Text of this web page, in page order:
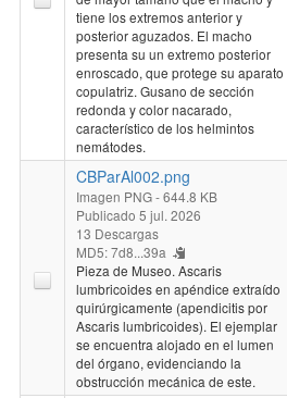
tiene los extremos anterior y
posterior aguzados. El macho
presenta su un extremo posterior
enroscado, que protege su aparato
copulatriz. Gusano de sección
redonda y color nacarado,
característico de los helmintos
nemátodes.
CBParAl002.png
Imagen PNG- 644.8 KB
Publicado 5 jul. 2026
13 Descargas
MD5: 7d8...39a
Pieza de Museo. Ascaris
lumbricoides en apéndice extraído
quirúrgicamente (apendicitis por
Ascaris lumbricoides). El ejemplar
se encuentra alojado en el lumen
del órgano, evidenciando la
obstrucción mecánica de este.